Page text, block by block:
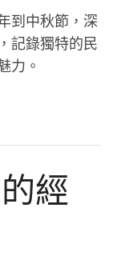
到中秋節，深
記錄獨特的民
力。
經